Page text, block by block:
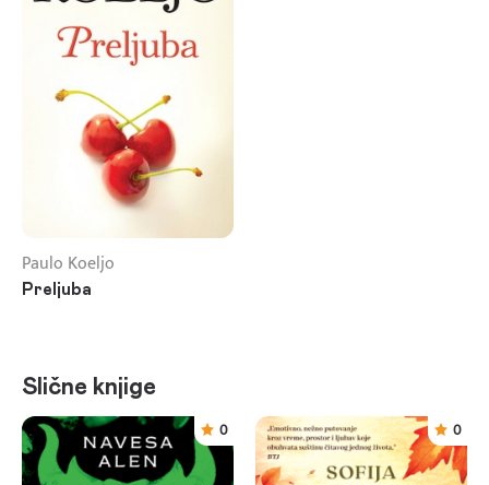
Paulo Koeljo
Preljuba
Slične knjige
0
0